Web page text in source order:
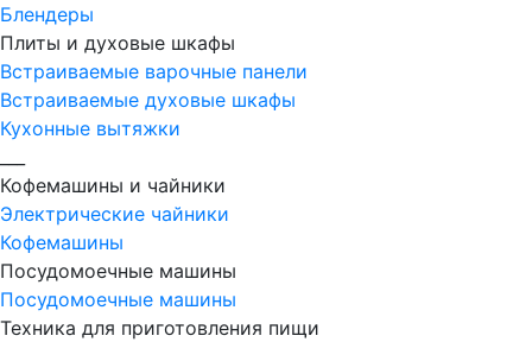
Блендеры
Плиты и духовые шкафы
Встраиваемые варочные панели
Встраиваемые духовые шкафы
Кухонные вытяжки
Кофемашины и чайники
Электрические чайники
Кофемашины
Посудомоечные машины
Посудомоечные машины
Техника для приготовления пищи